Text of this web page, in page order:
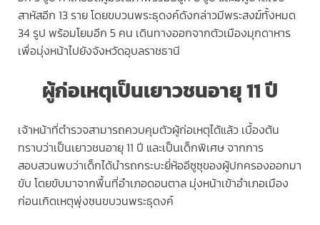
สาหัสอีก 13 ราย โดยขบวนพระธุดงค์ดังกล่าวมีพระสงฆ์ทั้งหมด
34 รูป พร้อมโยมอีก 5 คน เดินทางออกจากตัวเมืองมุกดาหาร
เพื่อมุ่งหน้าไปยังจังหวัดอุบลราชธานี
ผู้ก่อเหตุเป็นเยาวชนอายุ 11 ปี
เจ้าหน้าที่ตำรวจสามารถควบคุมตัวผู้ก่อเหตุได้แล้ว เบื้องต้น
ทราบว่าเป็นเยาวชนอายุ 11 ปี และเป็นเด็กพิเศษ จากการ
สอบสวนพบว่าเด็กได้นำรถกระบะยี่ห้ออีซูซุของผู้ปกครองออกมา
ขับ โดยขับมาจากพื้นที่อำเภอดอนตาล มุ่งหน้าเข้าอำเภอเมือง
ก่อนเกิดเหตุพุ่งชนขบวนพระธุดงค์